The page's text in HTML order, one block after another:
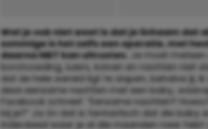
Wat je ook niet weet is dat je lichaam dat
sommige is het zelfs een operatie, met
daarna NIET kan uitrusten.
Je moet
borstvoeding, luiers, kolven en nachten niet
dat de hele wereld ligt te slapen, behalve jij.
deze eenzame nachten met een baby,
Facebook schreef: “Eenzame nachten?
bij je?” Ja. En dat is fantastisch dat die baby
inderdaad waar je al die maanden naar hebt